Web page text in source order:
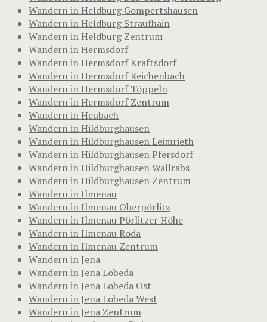
Wandern in Heldburg Gompertshausen
Wandern in Heldburg Straufhain
Wandern in Heldburg Zentrum
Wandern in Hermsdorf
Wandern in Hermsdorf Kraftsdorf
Wandern in Hermsdorf Reichenbach
Wandern in Hermsdorf Töppeln
Wandern in Hermsdorf Zentrum
Wandern in Heubach
Wandern in Hildburghausen
Wandern in Hildburghausen Leimrieth
Wandern in Hildburghausen Pfersdorf
Wandern in Hildburghausen Wallrabs
Wandern in Hildburghausen Zentrum
Wandern in Ilmenau
Wandern in Ilmenau Oberpörlitz
Wandern in Ilmenau Pörlitzer Höhe
Wandern in Ilmenau Roda
Wandern in Ilmenau Zentrum
Wandern in Jena
Wandern in Jena Lobeda
Wandern in Jena Lobeda Ost
Wandern in Jena Lobeda West
Wandern in Jena Zentrum